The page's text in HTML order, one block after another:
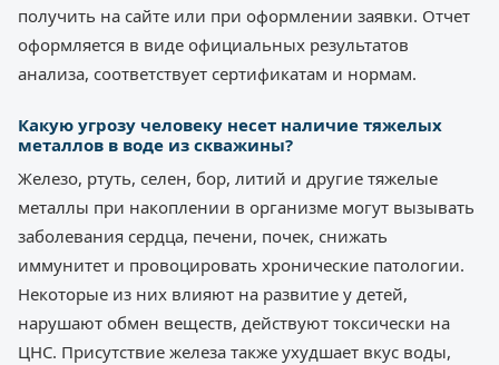
получить на сайте или при оформлении заявки. Отчет
оформляется в виде официальных результатов
анализа, соответствует сертификатам и нормам.
Какую угрозу человеку несет наличие тяжелых
металлов в воде из скважины?
Железо, ртуть, селен, бор, литий и другие тяжелые
металлы при накоплении в организме могут вызывать
заболевания сердца, печени, почек, снижать
иммунитет и провоцировать хронические патологии.
Некоторые из них влияют на развитие у детей,
нарушают обмен веществ, действуют токсически на
ЦНС. Присутствие железа также ухудшает вкус воды,